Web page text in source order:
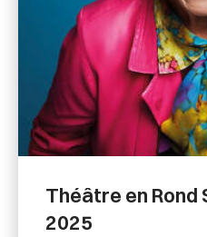
Théâtre en Rond
2025